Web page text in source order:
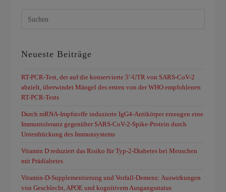
Neueste Beiträge
RT-PCR-Test, der auf die konservierte 5′-UTR von SARS-CoV-2
abzielt, überwindet Mängel des ersten von der WHO empfohlenen
RT-PCR-Tests
Durch mRNA-Impfstoffe induzierte IgG4-Antikörper erzeugen eine
Immuntoleranz gegenüber SARS-CoV-2-Spike-Protein durch
Unterdrückung des Immunsystems
Vitamin D reduziert das Risiko für Typ-2-Diabetes bei Menschen
mit Prädiabetes
Vitamin-D-Supplementierung und Vorfall-Demenz: Auswirkungen
von Geschlecht, APOE und kognitivem Ausgangsstatus